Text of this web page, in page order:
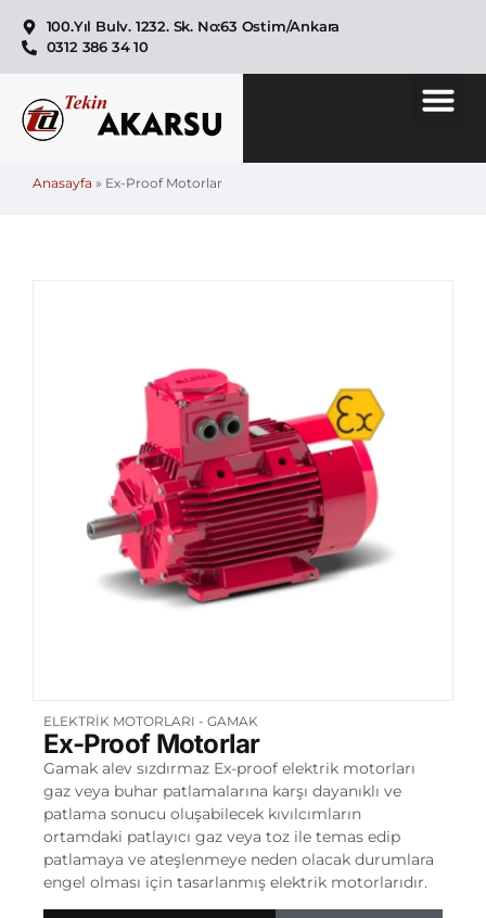
100.Yıl Bulv. 1232. Sk. No:63 Ostim/Ankara
0312 386 34 10
Anasayfa » Ex-Proof Motorlar
ELEKTRIK MOTORLARI - GAMAK
Ex-Proof Motorlar
Gamak alev sızdırmaz Ex-proof elektrik motorları
gaz veya buhar patlamalarına karşı dayanıklı ve
patlama sonucu oluşabilecek kıvılcımların
ortamdaki patlayıcı gaz veya toz ile temas edip
patlamaya ve ateşlenmeye neden olacak durumlara
engel olması için tasarlanmış elektrik motorlarıdır.